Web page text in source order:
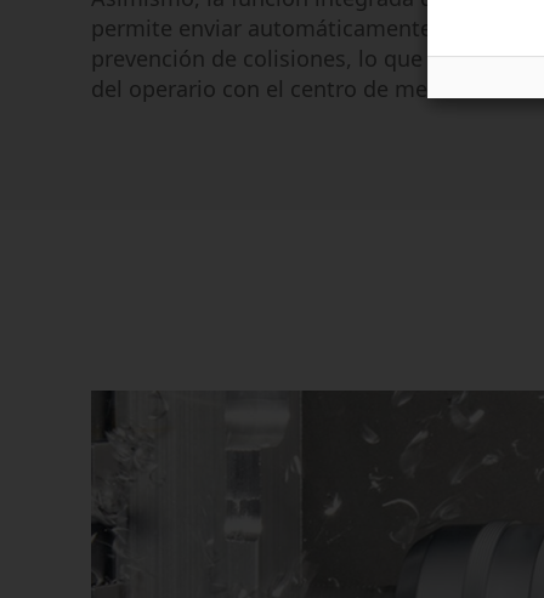
permite enviar automáticamente los datos
prevención de colisiones, lo que minimiza
del operario con el centro de mecanizado.